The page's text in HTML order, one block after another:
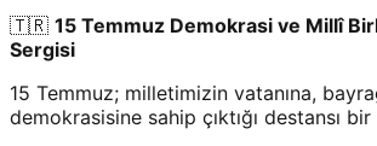
🇹🇷 15 Temmuz Demokrasi ve Millî
Sergisi
15 Temmuz; milletimizin vatanına,
demokrasisine sahip çıktığı destansı bir